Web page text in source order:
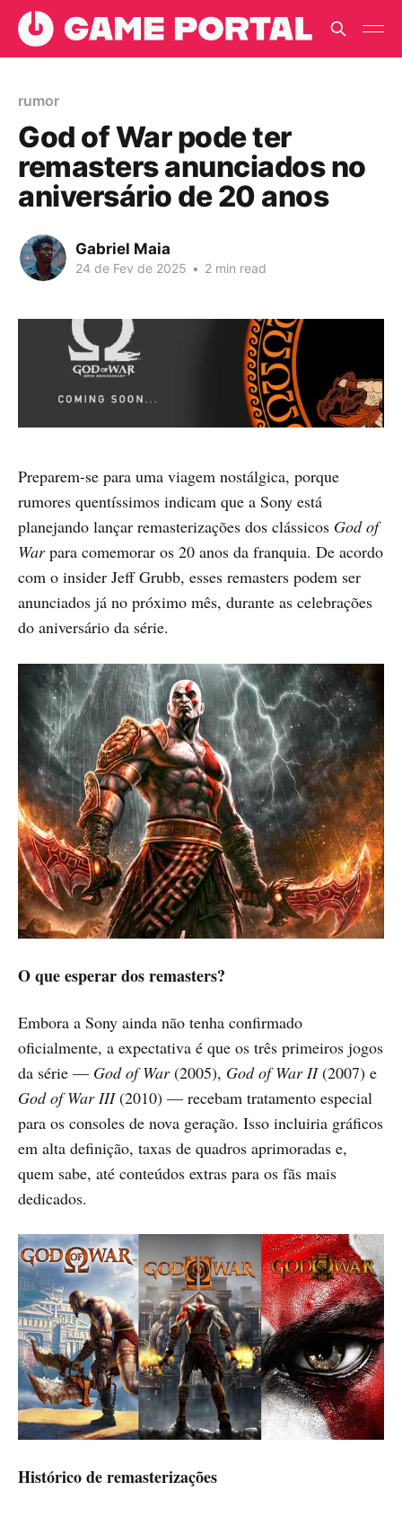
rumor
God of War pode ter
remasters anunciados no
aniversário de 20 anos
Gabriel Maia
24 de Fev de 2025 • 2 min read
Preparem-se para uma viagem nostálgica, porque
rumores quentíssimos indicam que a Sony está
planejando lançar remasterizações dos clássicos God of
Warpara comemorar os 20 anos da franquia. De acordo
com o insider Jeff Grubb, esses remasters podem ser
anunciados já no próximo mês, durante as celebrações
do aniversário da série.
O que esperar dos remasters?
Embora a Sony ainda não tenha confirmado
oficialmente, a expectativa é que os três primeiros jogos
da série — God of War(2005), God of War II(2007) e
God of War III(2010) — recebam tratamento especial
para os consoles de nova geração. Isso incluiria gráficos
em alta definição, taxas de quadros aprimoradas e,
quem sabe, até conteúdos extras para os fãs mais
dedicados.
Histórico de remasterizações